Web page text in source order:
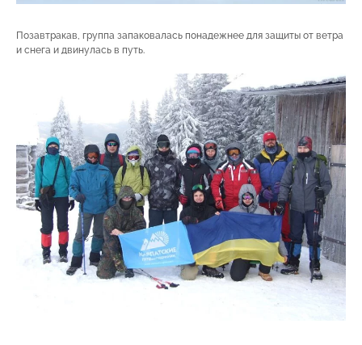
Позавтракав, группа запаковалась понадежнее для защиты от ветра
и снега и двинулась в путь.